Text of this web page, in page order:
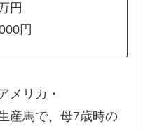
円
円
メリカ・
産馬で、母7歳時の